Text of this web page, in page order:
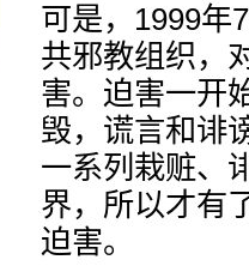
可是，1999年
共邪教组织，
害。迫害一开
毁，谎言和诽
一系列栽赃、
界，所以才有
迫害。